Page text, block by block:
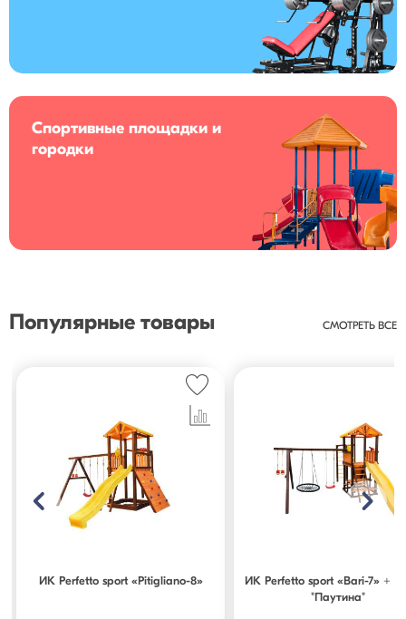
Спортивные площадки и
городки
Популярные товары СМОТРЕТЬ ВСЕ
ИК Perfetto sport «Pitigliano-8»
ИК Perfetto sport «Bari-7» +
"Паутина"